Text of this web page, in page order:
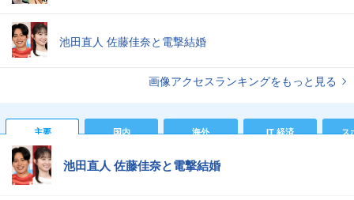
池田直人 佐藤佳奈と電撃結婚
画像アクセスランキングをもっと見る
主要 国内 海外 IT 経済 ス
池田直人 佐藤佳奈と電撃結婚